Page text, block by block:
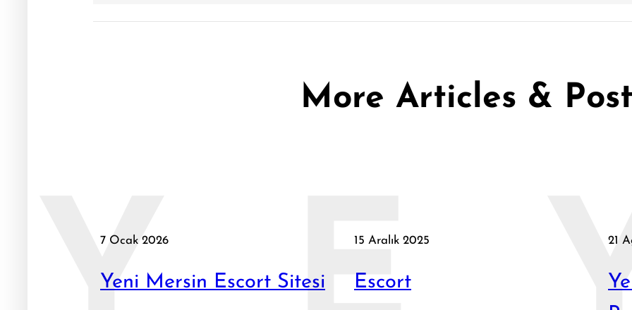
More Articles &
7 Ocak 2026
Yeni Mersin Escort Sitesi
15 Aralık 2025
Escort
21